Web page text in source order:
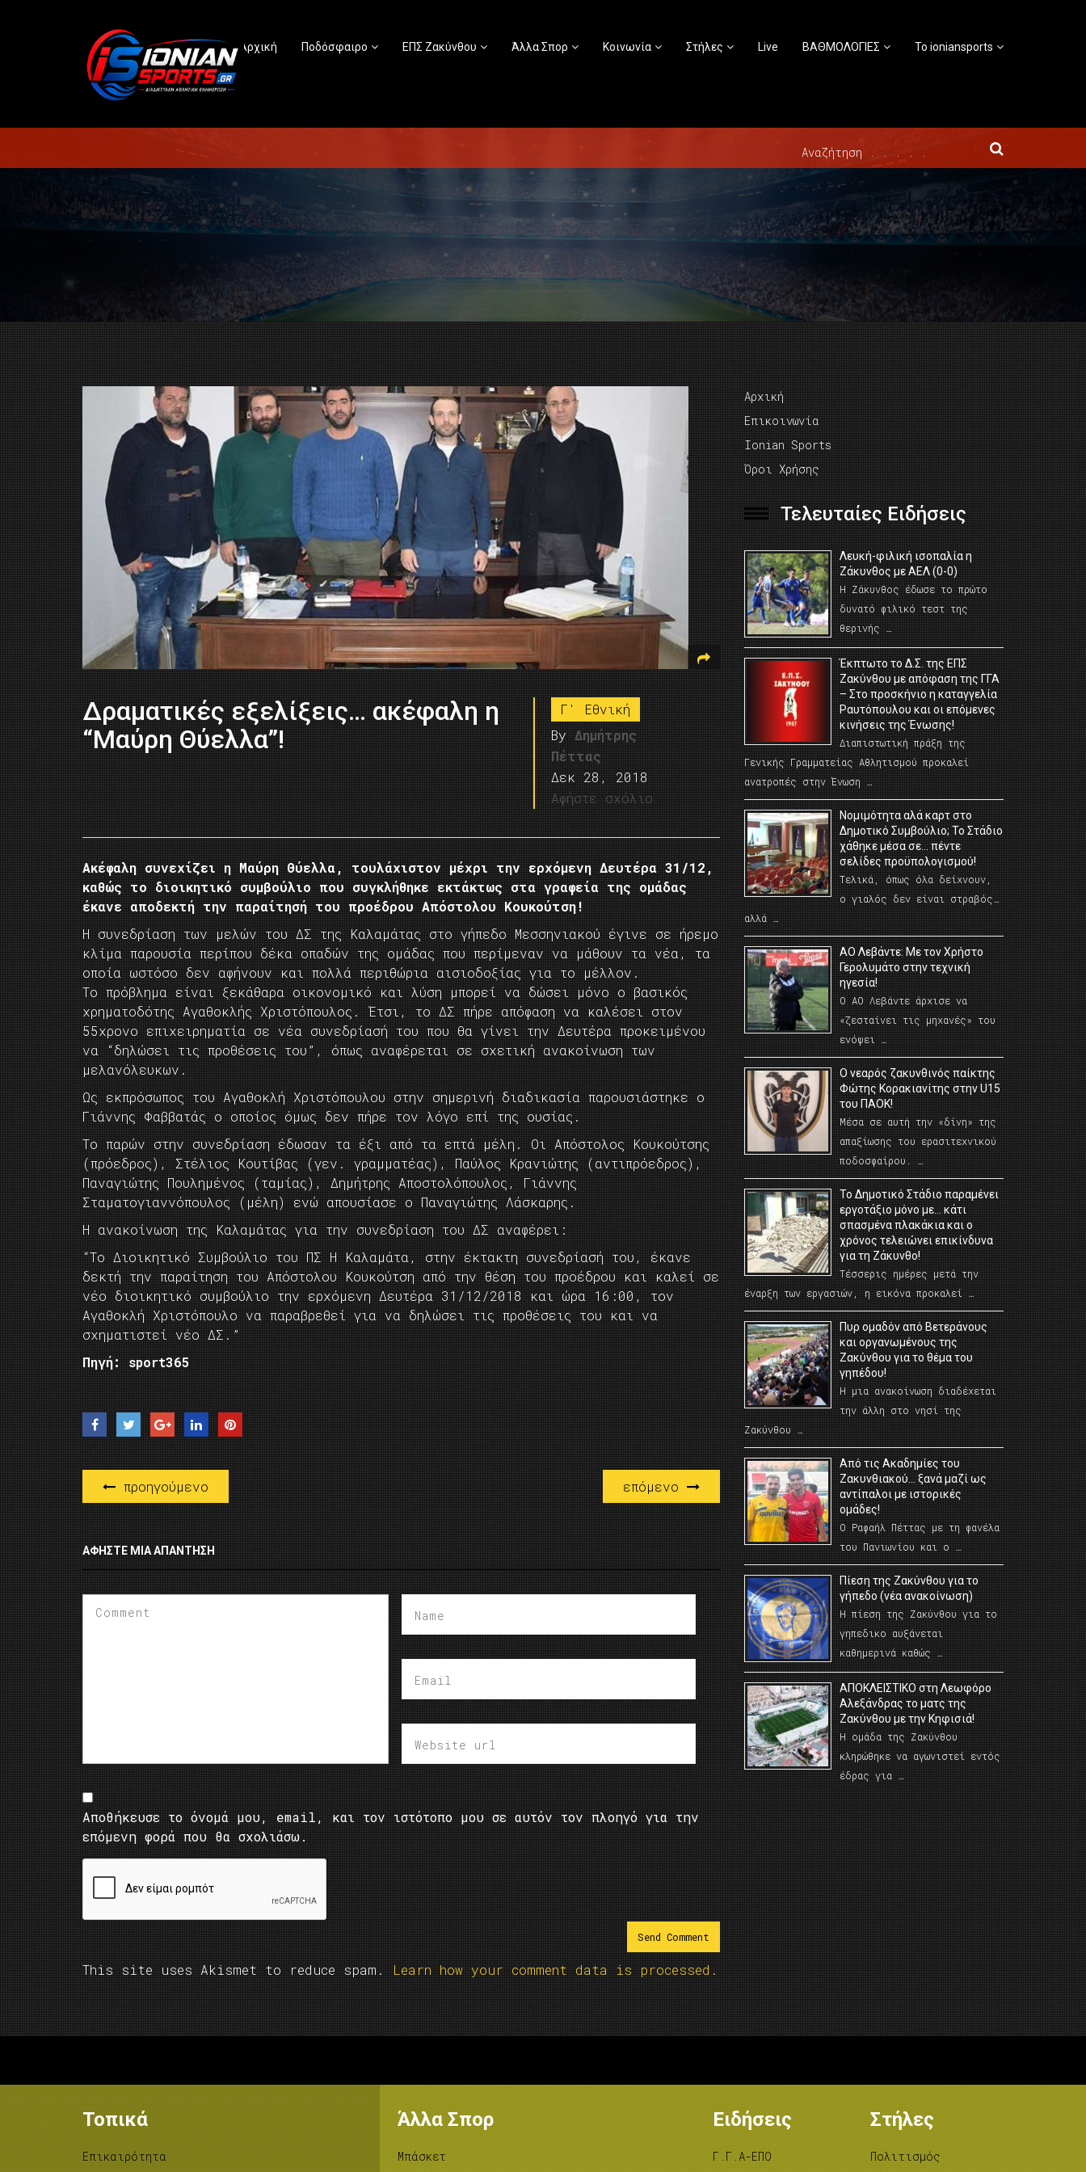
Αρχική Ποδόσφαιρο ΕΠΣ Ζακύνθου Άλλα Σπορ Κοινωνία Στήλες Live ΒΑΘΜΟΛΟΓΙΕΣ Το ioniansports
Δραματικές εξελίξεις… ακέφαλη η
“Μαύρη Θύελλα”!
Γ' Εθνική
By Δημήτρης
Πέττας
Δεκ 28, 2018
Αφήστε σχόλιο
Ακέφαλη συνεχίζει η Μαύρη Θύελλα, τουλάχιστον μέχρι την ερχόμενη Δευτέρα 31/12,
καθώς το διοικητικό συμβούλιο που συγκλήθηκε εκτάκτως στα γραφεία της ομάδας
έκανε αποδεκτή την παραίτησή του προέδρου Απόστολου Κουκούτση!
Η συνεδρίαση των μελών του ΔΣ της Καλαμάτας στο γήπεδο Μεσσηνιακού έγινε σε ήρεμο
κλίμα παρουσία περίπου δέκα οπαδών της ομάδας που περίμεναν να μάθουν τα νέα, τα
οποία ωστόσο δεν αφήνουν και πολλά περιθώρια αισιοδοξίας για το μέλλον.
Το πρόβλημα είναι ξεκάθαρα οικονομικό και λύση μπορεί να δώσει μόνο ο βασικός
χρηματοδότης Αγαθοκλής Χριστόπουλος. Έτσι, το ΔΣ πήρε απόφαση να καλέσει στον
55χρονο επιχειρηματία σε νέα συνεδρίασή του που θα γίνει την Δευτέρα προκειμένου
να “δηλώσει τις προθέσεις του”, όπως αναφέρεται σε σχετική ανακοίνωση των
μελανόλευκων.
Ως εκπρόσωπος του Αγαθοκλή Χριστόπουλου στην σημερινή διαδικασία παρουσιάστηκε ο
Γιάννης Φαββατάς ο οποίος όμως δεν πήρε τον λόγο επί της ουσίας.
Το παρών στην συνεδρίαση έδωσαν τα έξι από τα επτά μέλη. Οι Απόστολος Κουκούτσης
(πρόεδρος), Στέλιος Κουτίβας (γεν. γραμματέας), Παύλος Κρανιώτης (αντιπρόεδρος),
Παναγιώτης Πουλημένος (ταμίας), Δημήτρης Αποστολόπουλος, Γιάννης
Σταματογιαννόπουλος (μέλη) ενώ απουσίασε ο Παναγιώτης Λάσκαρης.
H ανακοίνωση της Καλαμάτας για την συνεδρίαση του ΔΣ αναφέρει:
“Το Διοικητικό Συμβούλιο του ΠΣ Η Καλαμάτα, στην έκτακτη συνεδρίασή του, έκανε
δεκτή την παραίτηση του Απόστολου Κουκούτση από την θέση του προέδρου και καλεί σε
νέο διοικητικό συμβούλιο την ερχόμενη Δευτέρα 31/12/2018 και ώρα 16:00, τον
Αγαθοκλή Χριστόπουλο να παραβρεθεί για να δηλώσει τις προθέσεις του και να
σχηματιστεί νέο ΔΣ.”
Πηγή: sport365
προηγούμενο επόμενο
ΑΦΉΣΤΕ ΜΙΑ ΑΠΆΝΤΗΣΗ
Αποθήκευσε το όνομά μου, email, και τον ιστότοπο μου σε αυτόν τον πλοηγό για την
επόμενη φορά που θα σχολιάσω.
This site uses Akismet to reduce spam. Learn how your comment data is processed.
Αρχική
Επικοινωνία
Ionian Sports
Όροι Χρήσης
Τελευταίες Ειδήσεις
Λευκή-φιλική ισοπαλία η
Ζάκυνθος με ΑΕΛ (0-0)
Η Ζάκυνθος έδωσε το πρώτο
δυνατό φιλικό τεστ της
θερινής …
Έκπτωτο το Δ.Σ. της ΕΠΣ
Ζακύνθου με απόφαση της ΓΓΑ
– Στο προσκήνιο η καταγγελία
Ραυτόπουλου και οι επόμενες
κινήσεις της Ένωσης!
Διαπιστωτική πράξη της
Γενικής Γραμματείας Αθλητισμού προκαλεί
ανατροπές στην Ένωση …
Νομιμότητα αλά καρτ στο
Δημοτικό Συμβούλιο; Το Στάδιο
χάθηκε μέσα σε… πέντε
σελίδες προϋπολογισμού!
Τελικά, όπως όλα δείχνουν,
ο γιαλός δεν είναι στραβός…
αλλά …
ΑΟ Λεβάντε: Με τον Χρήστο
Γερολυμάτο στην τεχνική
ηγεσία!
Ο ΑΟ Λεβάντε άρχισε να
«ζεσταίνει τις μηχανές» του
ενόψει …
O νεαρός ζακυνθινός παίκτης
Φώτης Κορακιανίτης στην U15
του ΠΑΟΚ!
Μέσα σε αυτή την «δίνη» της
απαξίωσης του ερασιτεχνικού
ποδοσφαίρου. …
Το Δημοτικό Στάδιο παραμένει
εργοτάξιο μόνο με… κάτι
σπασμένα πλακάκια και ο
χρόνος τελειώνει επικίνδυνα
για τη Ζάκυνθο!
Τέσσερις ημέρες μετά την
έναρξη των εργασιών, η εικόνα προκαλεί …
Πυρ ομαδόν από Βετεράνους
και οργανωμένους της
Ζακύνθου για το θέμα του
γηπέδου!
Η μια ανακοίνωση διαδέχεται
την άλλη στο νησί της
Ζακύνθου …
Από τις Ακαδημίες του
Ζακυνθιακού… ξανά μαζί ως
αντίπαλοι με ιστορικές
ομάδες!
Ο Ραφαήλ Πέττας με τη φανέλα
του Πανιωνίου και ο …
Πίεση της Ζακύνθου για το
γήπεδο (νέα ανακοίνωση)
Η πίεση της Ζακύνθου για το
γηπεδικο αυξάνεται
καθημερινά καθώς …
AΠΟΚΛΕΙΣΤΙΚΟ στη Λεωφόρο
Αλεξάνδρας το ματς της
Ζακύνθου με την Κηφισιά!
Η ομάδα της Ζακύνθου
κληρώθηκε να αγωνιστεί εντός
έδρας για …
Τοπικά
Επικαιρότητα
Άλλα Σπορ
Μπάσκετ
Ειδήσεις
Γ.Γ.Α-ΕΠΟ
Στήλες
Πολιτισμός